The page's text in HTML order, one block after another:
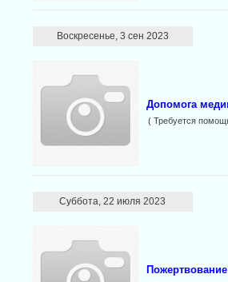
Воскресенье, 3 сен 2023
Допомога
( Требуется
Суббота, 22 июля 2023